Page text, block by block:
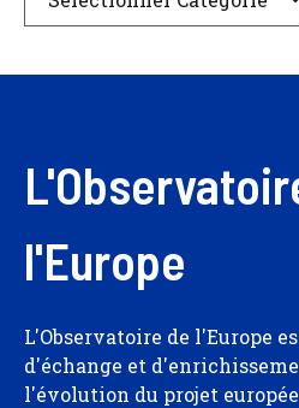
l'Europe
L'Observatoire de l'Europe
d'échange et
l'évolution du projet